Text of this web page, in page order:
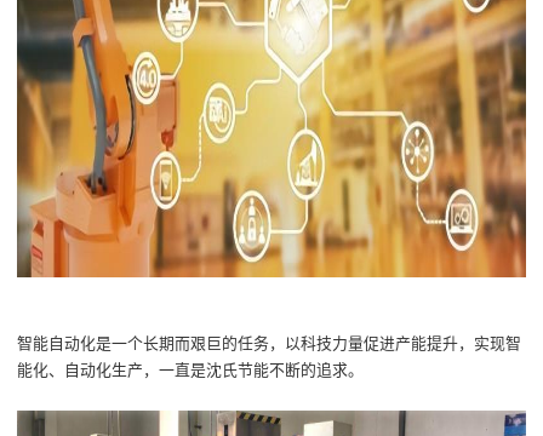
智能 自动化是一个长期而艰巨的任务， 以科技力量促进产能提升， 实现智
能化、 自动化生产 ，一直是沈氏节能不断的追求。